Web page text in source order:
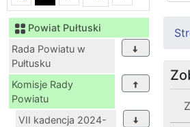
Powiat Pułtuski
Rada Powiatu w
Pułtusku
Komisje Rady
Powiatu
VII kadencja 2024-